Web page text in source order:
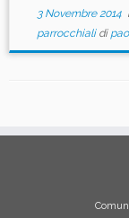
3 Novembre 2014
parrocchiali di